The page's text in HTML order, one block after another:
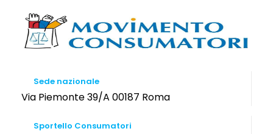
Sede nazionale
Via Piemonte 39/A 00187 Roma
Sportello Consumatori